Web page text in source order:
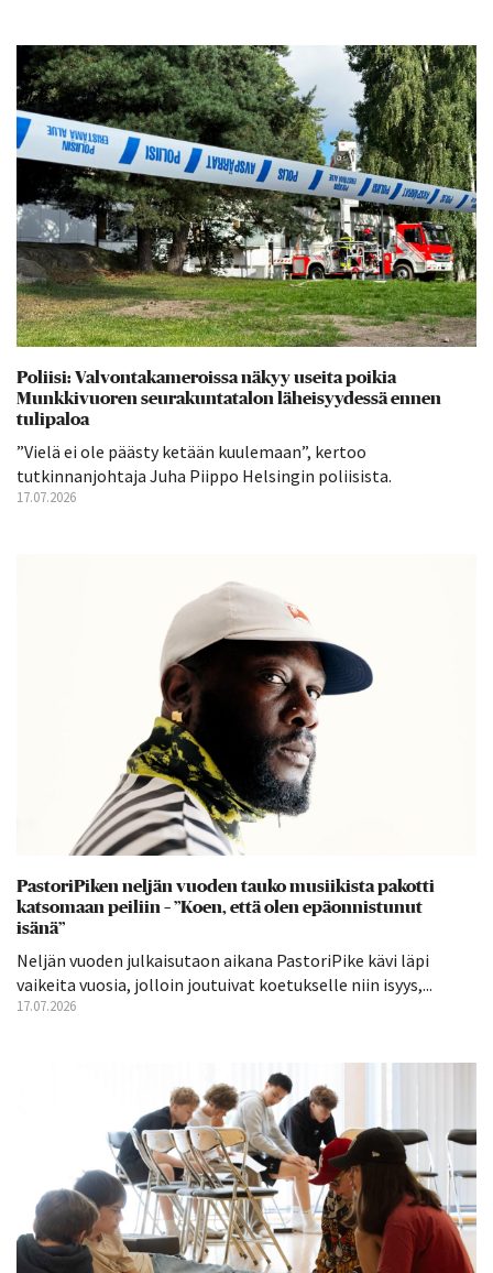
Poliisi: Valvontakameroissa näkyy useita poikia
Munkkivuoren seurakuntatalon läheisyydessä ennen
tulipaloa
”Vielä ei ole päästy ketään kuulemaan”, kertoo
tutkinnanjohtaja Juha Piippo Helsingin poliisista.
17.07.2026
PastoriPiken neljän vuoden tauko musiikista pakotti
katsomaan peiliin – ”Koen, että olen epäonnistunut
isänä”
Neljän vuoden julkaisutaon aikana PastoriPike kävi läpi
vaikeita vuosia, jolloin joutuivat koetukselle niin isyys,...
17.07.2026